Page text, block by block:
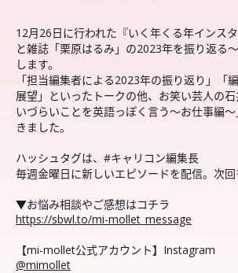
12月26日に行われた『いく年くる年インス
と雑誌「栗原はるみ」の2023年を振り返る
します。
「担当編集者による2023年の振り返り」「
展望」といったトークの他、お笑い芸人の
いづらいことを英語っぽく言う〜お仕事編
きました。
ハッシュタグは、#キャリコン編集長
毎週金曜日に新しいエピソードを配信。次回
▼お悩み相談やご感想はコチラ
https://sbwl.to/mi-mollet_message
【mi-mollet公式アカウント】Instagram
@mimollet